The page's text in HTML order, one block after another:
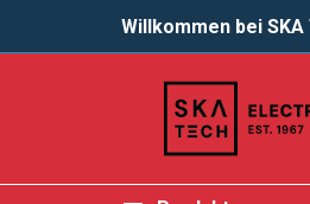
Willkommen bei